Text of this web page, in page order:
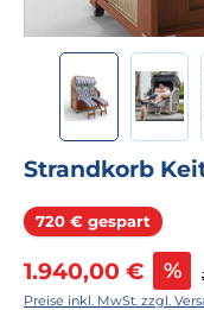
Strandkorb
720 € gespart Rabatt
Verkaufspreis:
1.940,00 € %
Preise inkl. MwSt. zzgl.